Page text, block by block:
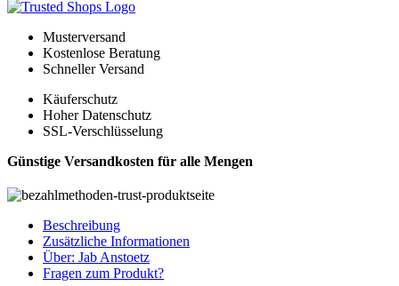
Musterversand
Kostenlose Beratung
Schneller Versand
Käuferschutz
Hoher Datenschutz
SSL-Verschlüsselung
Günstige Versandkosten für alle Mengen
Beschreibung
Zusätzliche Informationen
Über: Jab Anstoetz
Fragen zum Produkt?